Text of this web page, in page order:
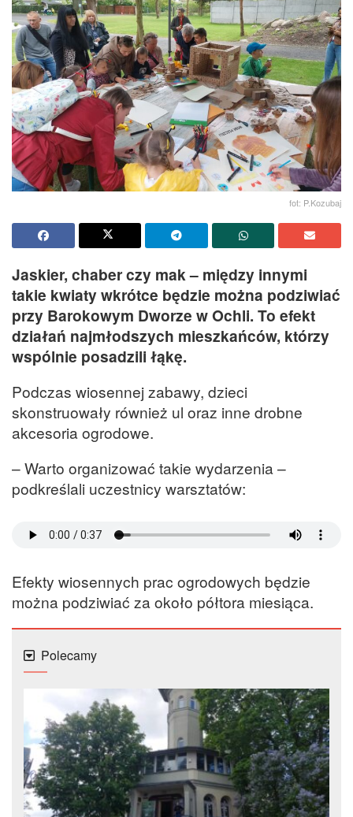
fot: P.Kozubaj
Jaskier, chaber czy mak – między innymi
takie kwiaty wkrótce będzie można podziwiać
przy Barokowym Dworze w Ochli. To efekt
działań najmłodszych mieszkańców, którzy
wspólnie posadzili łąkę.
Podczas wiosennej zabawy, dzieci
skonstruowały również ul oraz inne drobne
akcesoria ogrodowe.
– Warto organizować takie wydarzenia –
podkreślali uczestnicy warsztatów:
Efekty wiosennych prac ogrodowych będzie
można podziwiać za około półtora miesiąca.
Polecamy